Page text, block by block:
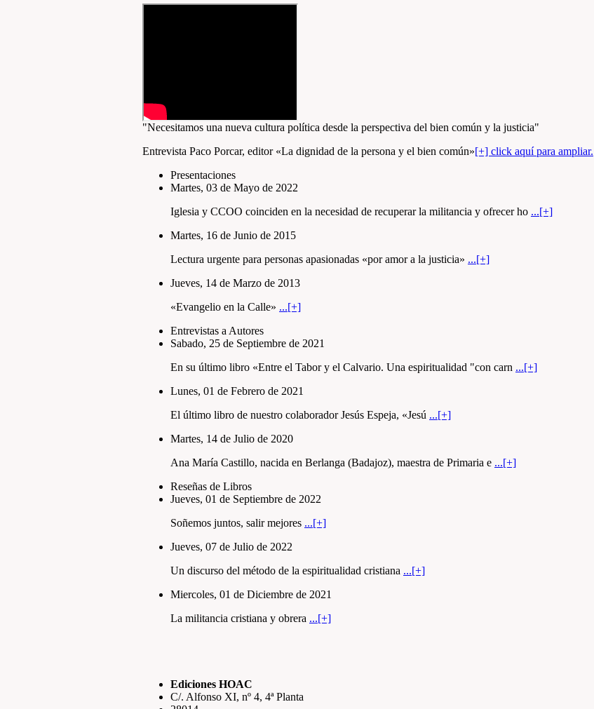
"Necesitamos una nueva cultura polí­tica desde la perspectiva del bien común y la justicia"
Entrevista Paco Porcar, editor «La dignidad de la persona y el bien común»[+] click aquí para ampliar.
Presentaciones
Martes, 03 de Mayo de 2022
Iglesia y CCOO coinciden en la necesidad de recuperar la militancia y ofrecer ho ...[+]
Martes, 16 de Junio de 2015
Lectura urgente para personas apasionadas «por amor a la justicia» ...[+]
Jueves, 14 de Marzo de 2013
«Evangelio en la Calle» ...[+]
Entrevistas a Autores
Sabado, 25 de Septiembre de 2021
En su último libro «Entre el Tabor y el Calvario. Una espiritualidad "con carn ...[+]
Lunes, 01 de Febrero de 2021
El último libro de nuestro colaborador Jesús Espeja, «Jesú ...[+]
Martes, 14 de Julio de 2020
Ana Marí­a Castillo, nacida en Berlanga (Badajoz), maestra de Primaria e ...[+]
Reseñas de Libros
Jueves, 01 de Septiembre de 2022
Soñemos juntos, salir mejores ...[+]
Jueves, 07 de Julio de 2022
Un discurso del método de la espiritualidad cristiana ...[+]
Miercoles, 01 de Diciembre de 2021
La militancia cristiana y obrera ...[+]
Ediciones HOAC
C/. Alfonso XI, nº 4, 4ª Planta